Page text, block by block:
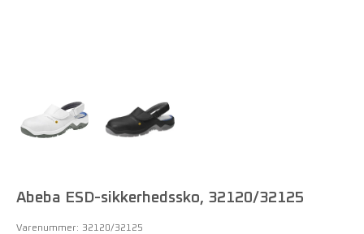
Abeba ESD-sikkerhedssko, 32120/32125
Varenummer: 32120/32125